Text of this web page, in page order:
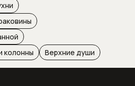
машины
фронтальной
колонны
Верхние души